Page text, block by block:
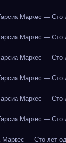
Маркес — Сто
Маркес — Сто
Маркес — Сто
Маркес — Сто
Маркес — Сто
Маркес — Сто
Маркес — Сто лет